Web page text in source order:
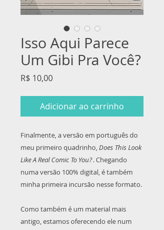
Isso Aqui Parece
Um Gibi Pra Você?
R$ 10,00Preço
Adicionar ao carrinho
Finalmente, a versão em português do
meu primeiro quadrinho,Does This Look
Like A Real Comic To You?. Chegando
numa versão 100% digital, é também
minha primeira incursão nesse formato.
Como também é um material mais
antigo, estamos oferecendo ele num